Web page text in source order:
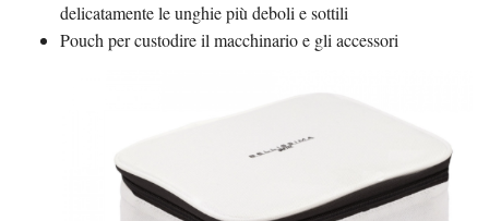
delicatamente le unghie più deboli e sottili
Pouch per custodire il macchinario e gli accessori